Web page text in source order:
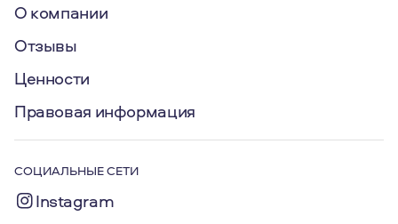
О компании
Отзывы
Ценности
Правовая информация
СОЦИАЛЬНЫЕ СЕТИ
Instagram